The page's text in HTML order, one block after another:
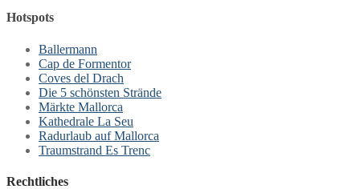
Hotspots
Ballermann
Cap de Formentor
Coves del Drach
Die 5 schönsten Strände
Märkte Mallorca
Kathedrale La Seu
Radurlaub auf Mallorca
Traumstrand Es Trenc
Rechtliches